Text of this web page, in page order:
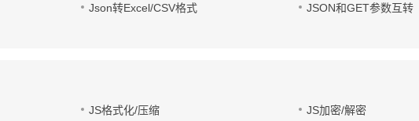
Json转Excel/CSV格式 JSON和GET参数互转
JS格式化/压缩 JS加密/解密